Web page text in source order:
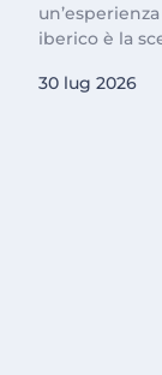
iberico è la
30 lug 2026